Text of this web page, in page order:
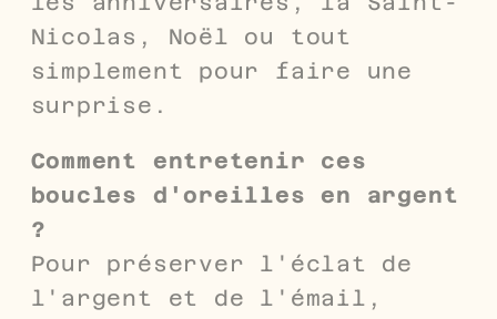
Nicolas, Noël ou tout
simplement pour faire une
surprise.
Comment entretenir ces
boucles d'oreilles en argent
?
Pour préserver l'éclat de
l'argent et de l'émail,